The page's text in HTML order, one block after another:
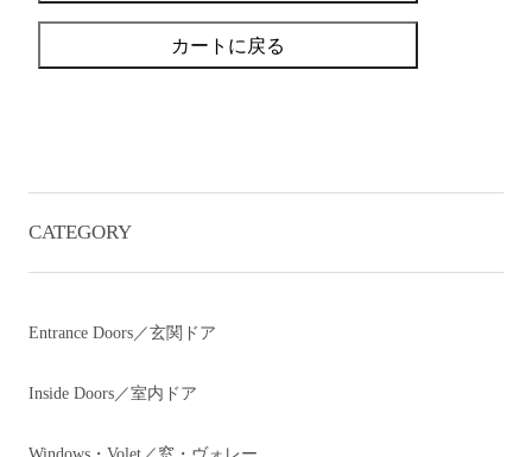
カートに戻る
CATEGORY
Entrance Doors／玄関ドア
Inside Doors／室内ドア